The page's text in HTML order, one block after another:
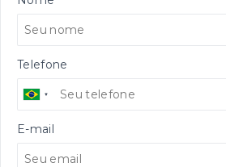
Telefone
E-mail